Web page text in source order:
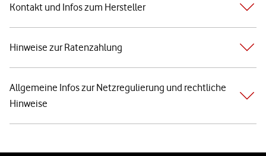
Kontakt und Infos zum Hersteller
Hinweise zur Ratenzahlung
Allgemeine Infos zur Netzregulierung und rechtliche
Hinweise